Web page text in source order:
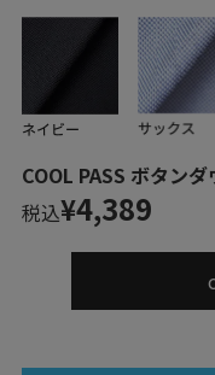
COOL PASS ボタン
税込¥4,389